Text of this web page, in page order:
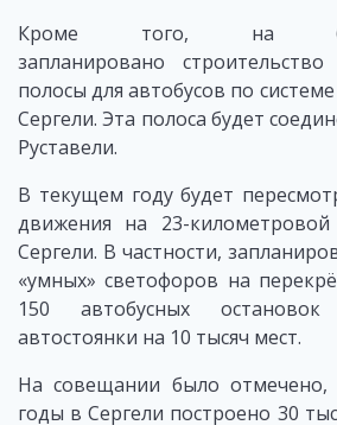
Кроме того, на
запланировано
полосы для автобусов по
Сергели. Эта полоса будет
Руставели.
В текущем году будет
движения на 23-
Сергели. В частности,
«умных» светофоров на
150 автобусных
автостоянки на 10 тысяч мест.
На совещании было отмечено,
годы в Сергели построено 30